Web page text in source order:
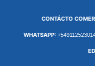
CONTÁCTO
WHATSAPP: